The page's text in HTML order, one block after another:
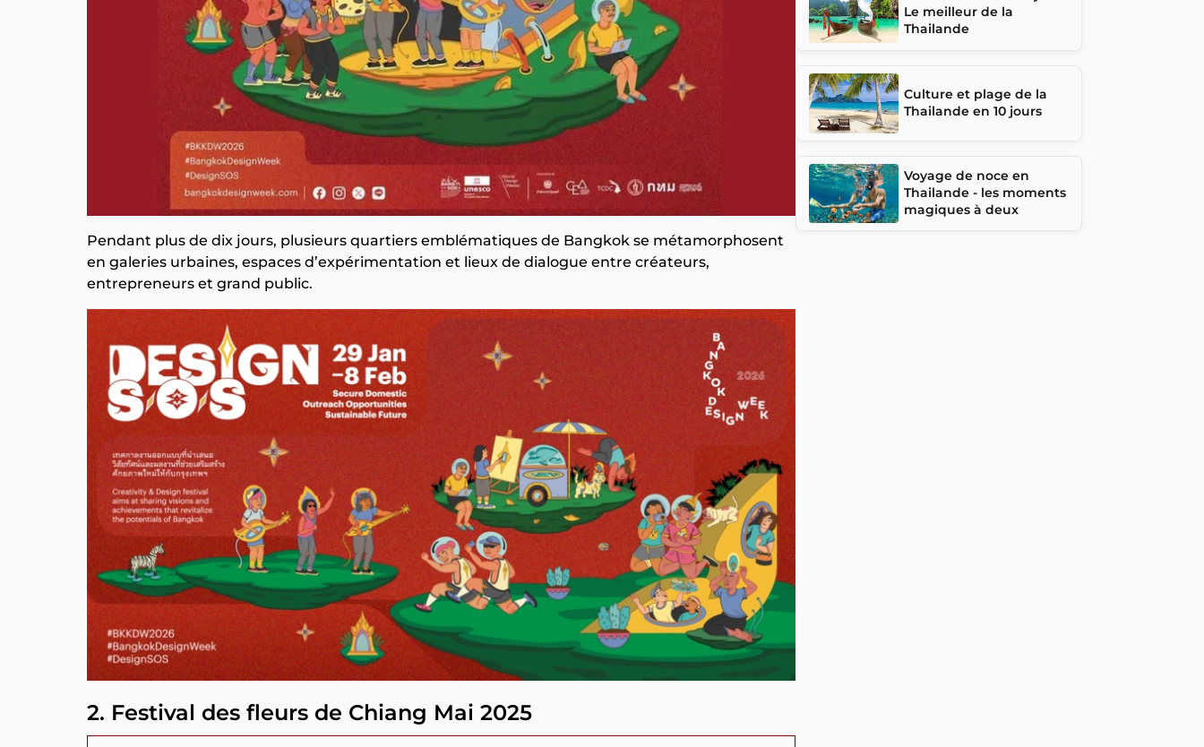
Pendant plus de dix jours, plusieurs quartiers emblématiques de Bangkok se métamorphosent
en galeries urbaines, espaces d’expérimentation et lieux de dialogue entre créateurs,
entrepreneurs et grand public.
2. Festival des fleurs de Chiang Mai 2025
Le meilleur de la
Thailande
Culture et plage de la
Thailande en 10 jours
Voyage de noce en
Thailande - les moments
magiques à deux